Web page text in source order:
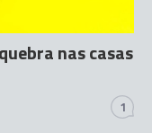
nas casas
1